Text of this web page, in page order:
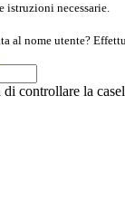
necessarie.
al nome utente?
controllare la